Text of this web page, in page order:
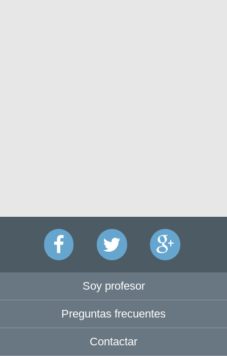
Soy profesor
Preguntas frecuentes
Contactar